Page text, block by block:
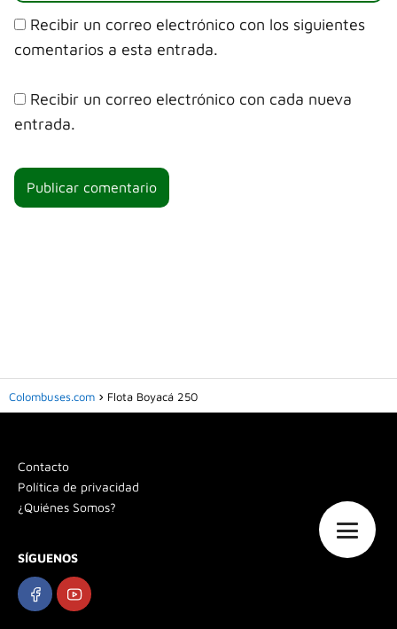
Recibir un correo electrónico con los siguientes
comentarios a esta entrada.
Recibir un correo electrónico con cada nueva
entrada.
Colombuses.com Flota Boyacá 250
Contacto
Política de privacidad
¿Quiénes Somos?
SÍGUENOS